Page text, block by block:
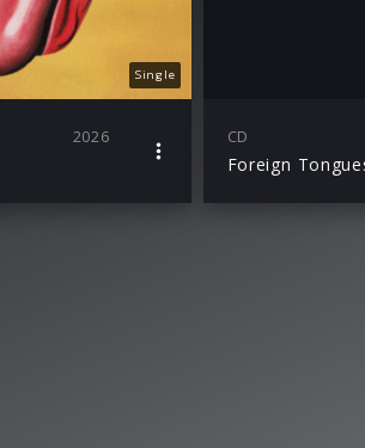
Single
2026 CD
Foreign